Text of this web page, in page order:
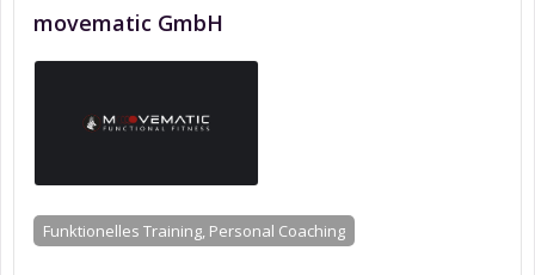
movematic GmbH
Funktionelles Training, Personal Coaching